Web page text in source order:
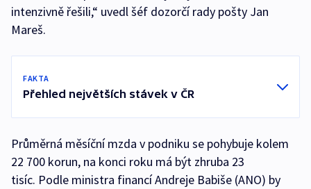
intenzivně řešili,“ uvedl šéf dozorčí rady pošty Jan
Mareš.
FAKTA
Přehled největších stávek v ČR
Průměrná měsíční mzda v podniku se pohybuje kolem
22 700 korun, na konci roku má být zhruba 23
tisíc. Podle ministra financí Andreje Babiše (ANO) by